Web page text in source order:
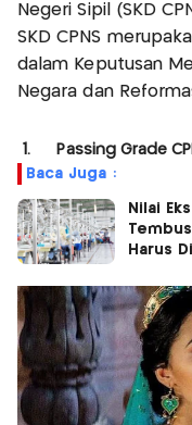
Negeri Sipil (SKD
SKD CPNS
dalam Keputusan
Negara dan
1. Passing Grade
Baca Juga :
Nilai
Harus